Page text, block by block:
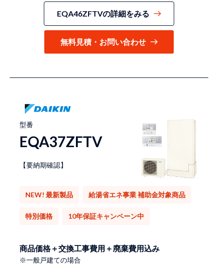
EQA46ZFTVの詳細をみる
無料見積・お問い合わせ
型番
EQA37ZFTV
【要納期確認】
NEW! 最新製品 給湯省エネ事業 補助金対象商品
特別価格 10年保証キャンペーン中
商品価格＋交換工事費用＋廃棄費用込み
※一般戸建ての場合